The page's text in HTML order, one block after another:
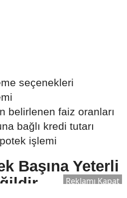
seçenekleri
belirlenen faiz oranları
bağlı kredi tutarı
işlemi
Başına Yeterli
Reklamı Kapat